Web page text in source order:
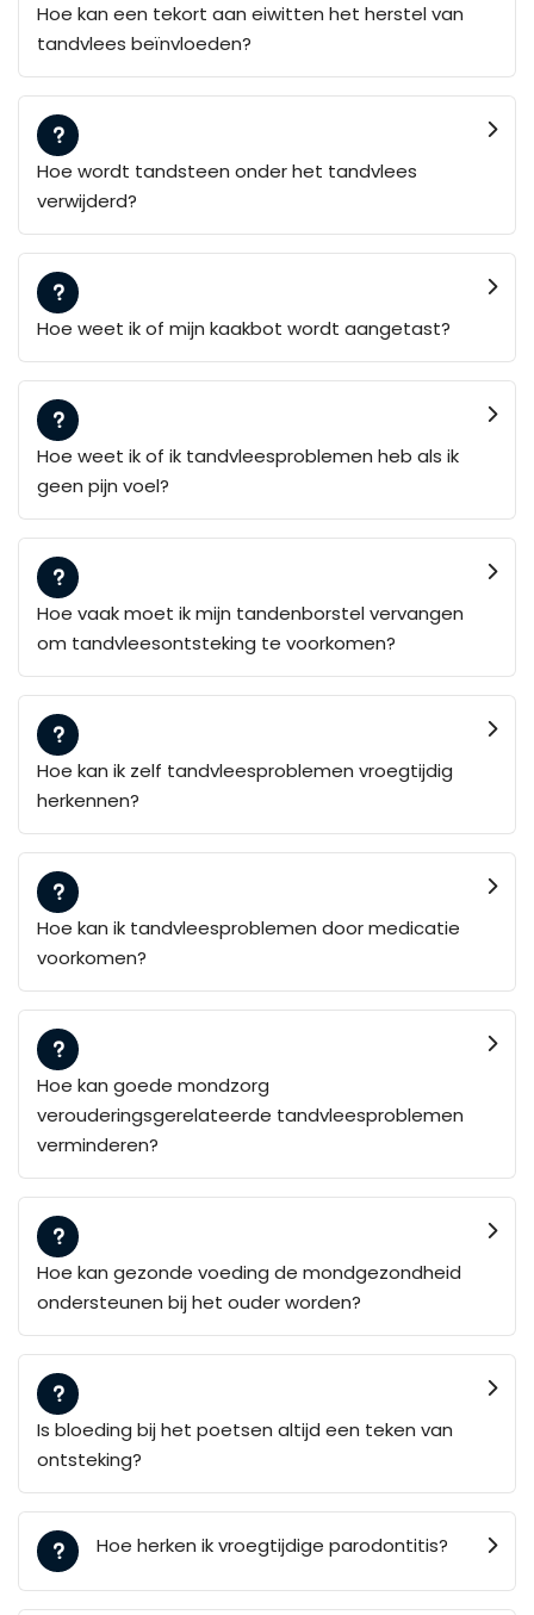
Hoe kan een tekort aan eiwitten het herstel van
tandvlees beïnvloeden?
Hoe wordt tandsteen onder het tandvlees
verwijderd?
Hoe weet ik of mijn kaakbot wordt aangetast?
Hoe weet ik of ik tandvleesproblemen heb als ik
geen pijn voel?
Hoe vaak moet ik mijn tandenborstel vervangen
om tandvleesontsteking te voorkomen?
Hoe kan ik zelf tandvleesproblemen vroegtijdig
herkennen?
Hoe kan ik tandvleesproblemen door medicatie
voorkomen?
Hoe kan goede mondzorg
verouderingsgerelateerde tandvleesproblemen
verminderen?
Hoe kan gezonde voeding de mondgezondheid
ondersteunen bij het ouder worden?
Is bloeding bij het poetsen altijd een teken van
ontsteking?
Hoe herken ik vroegtijdige parodontitis?